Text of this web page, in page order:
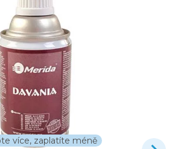
více, zaplatíte méně